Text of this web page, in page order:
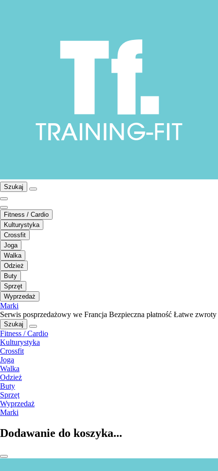
Szukaj
Fitness / Cardio
Kulturystyka
Crossfit
Joga
Walka
Odzież
Buty
Sprzęt
Wyprzedaż
Marki
Serwis posprzedażowy we Francja Bezpieczna płatność Łatwe zwroty
Szukaj
Fitness / Cardio
Kulturystyka
Crossfit
Joga
Walka
Odzież
Buty
Sprzęt
Wyprzedaż
Marki
Dodawanie do koszyka...